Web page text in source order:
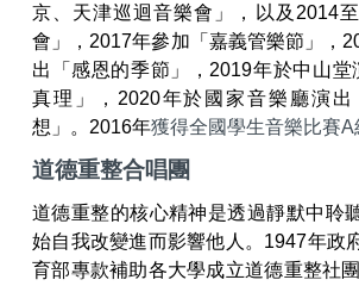
京、天津巡迴音樂會」，以及2014
會」，2017年參加「嘉義管樂節」，
出「感恩的季節」，2019年於中山堂
真理」，2020年於國家音樂廳演出
想」。2016年獲得全國學生音樂比賽A
道德重整合唱團
道德重整的核心精神是透過靜默中聆
始自我改變進而影響他人。1947年政
育部專款補助各大學成立道德重整社